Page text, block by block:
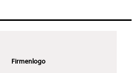
Firmenlogo